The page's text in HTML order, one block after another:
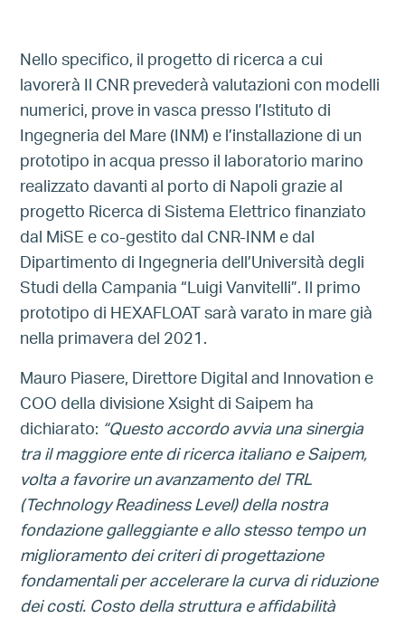
Nello specifico, il progetto di ricerca a cui
lavorerà Il CNR prevederà valutazioni con modelli
numerici, prove in vasca presso l’Istituto di
Ingegneria del Mare (INM) e l’installazione di un
prototipo in acqua presso il laboratorio marino
realizzato davanti al porto di Napoli grazie al
progetto Ricerca di Sistema Elettrico finanziato
dal MiSE e co-gestito dal CNR-INM e dal
Dipartimento di Ingegneria dell’Università degli
Studi della Campania “Luigi Vanvitelli”. Il primo
prototipo di HEXAFLOAT sarà varato in mare già
nella primavera del 2021.
Mauro Piasere, Direttore Digital and Innovation e
COO della divisione Xsight di Saipem ha
dichiarato: “Questo accordo avvia una sinergia
tra il maggiore ente di ricerca italiano e Saipem,
volta a favorire un avanzamento del TRL
(Technology Readiness Level) della nostra
fondazione galleggiante e allo stesso tempo un
miglioramento dei criteri di progettazione
fondamentali per accelerare la curva di riduzione
dei costi. Costo della struttura e affidabilità